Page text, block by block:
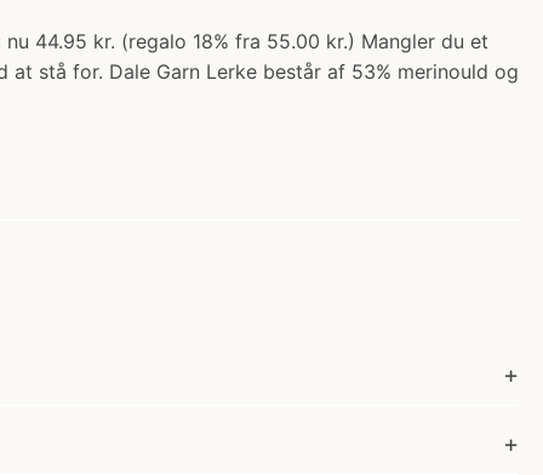
44.95 kr. (regalo 18% fra 55.00 kr.) Mangler du et
stå for. Dale Garn Lerke består af 53% merinould og